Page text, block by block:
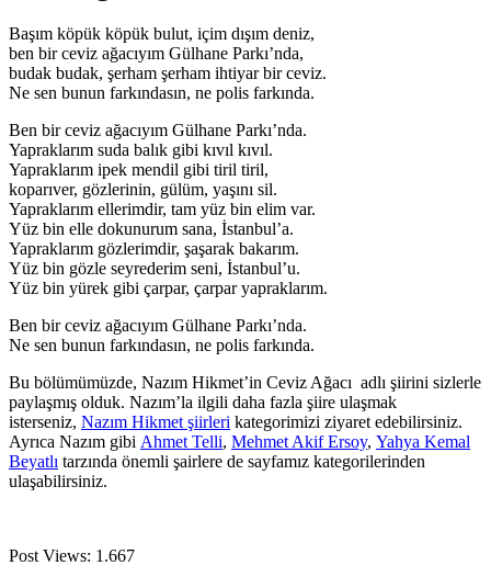
Başım köpük köpük bulut, içim dışım deniz,
ben bir ceviz ağacıyım Gülhane Parkı’nda,
budak budak, şerham şerham ihtiyar bir ceviz.
Ne sen bunun farkındasın, ne polis farkında.
Ben bir ceviz ağacıyım Gülhane Parkı’nda.
Yapraklarım suda balık gibi kıvıl kıvıl.
Yapraklarım ipek mendil gibi tiril tiril,
koparıver, gözlerinin, gülüm, yaşını sil.
Yapraklarım ellerimdir, tam yüz bin elim var.
Yüz bin elle dokunurum sana, İstanbul’a.
Yapraklarım gözlerimdir, şaşarak bakarım.
Yüz bin gözle seyrederim seni, İstanbul’u.
Yüz bin yürek gibi çarpar, çarpar yapraklarım.
Ben bir ceviz ağacıyım Gülhane Parkı’nda.
Ne sen bunun farkındasın, ne polis farkında.
Bu bölümümüzde, Nazım Hikmet’in Ceviz Ağacı adlı şiirini sizlerle
paylaşmış olduk. Nazım’la ilgili daha fazla şiire ulaşmak
isterseniz, Nazım Hikmet şiirleri kategorimizi ziyaret edebilirsiniz.
Ayrıca Nazım gibi Ahmet Telli, Mehmet Akif Ersoy, Yahya Kemal
Beyatlı tarzında önemli şairlere de sayfamız kategorilerinden
ulaşabilirsiniz.
Post Views: 1.667